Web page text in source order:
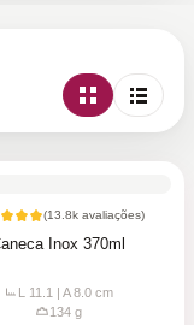
(13.8k avaliações)
Inox 370ml
L 11.1 | A 8.0cm
134g